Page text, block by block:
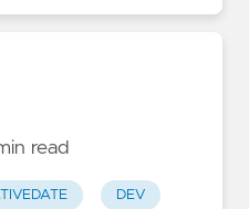
read
DEV